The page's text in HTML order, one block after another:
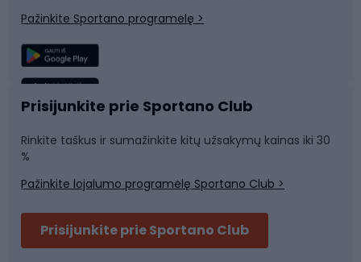
Žvejyba
Sportinė medicina
Plaukimas
Komandinis sportas
Pažinkite Sportano programėlę >
Prisijunkite prie Sportano Club
Rinkite taškus ir sumažinkite kitų užsakymų kainas iki 30
%
Pažinkite lojalumo programėlę Sportano Club >
Prisijunkite prie Sportano Club